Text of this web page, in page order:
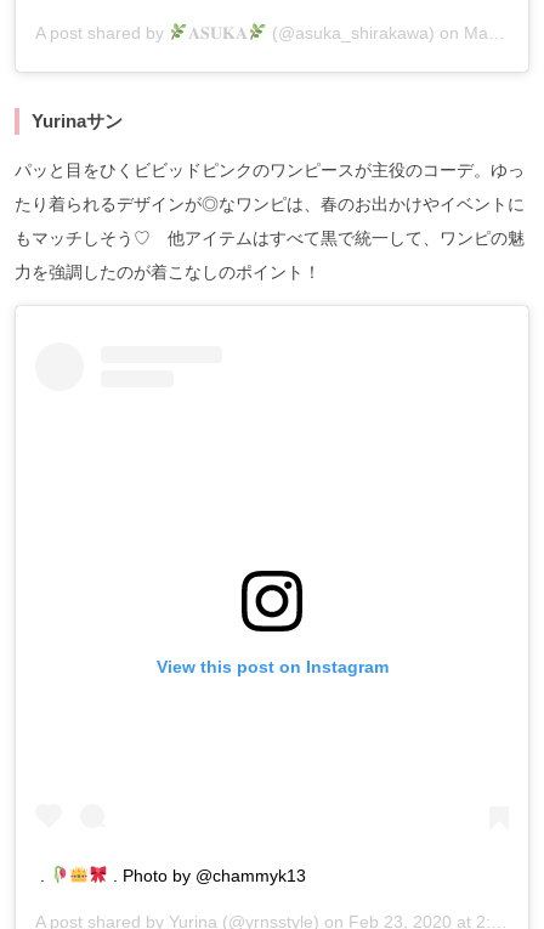
A post shared by 𝐀𝐒𝐔𝐊𝐀 (@asuka_shirakawa) on Mar 2, 2020 at 5:52am PST
Yurinaサン
パッと目をひくビビッドピンクのワンピースが主役のコーデ。ゆっ
たり着られるデザインが◎なワンピは、春のお出かけやイベントに
もマッチしそう♡ 他アイテムはすべて黒で統一して、ワンピの魅
力を強調したのが着こなしのポイント！
View this post on Instagram
. Photo by @chammyk13
A post shared by Yurina (@yrnsstyle) on Feb 23, 2020 at 2:36am PST